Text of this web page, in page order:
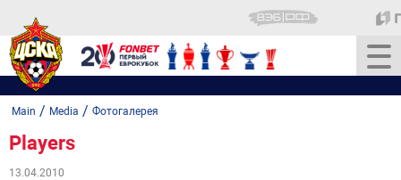
Main / Media / Фотогалерея
Players
13.04.2010